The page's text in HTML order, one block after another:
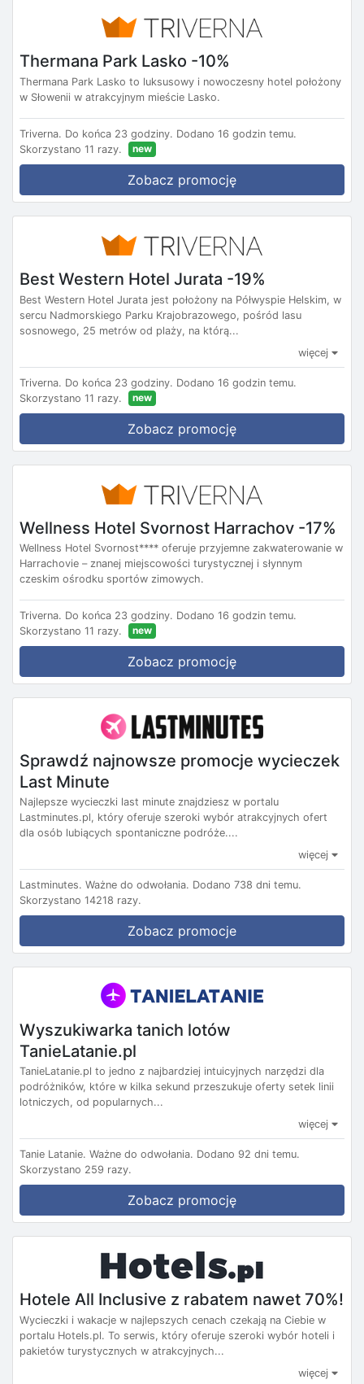
Thermana Park Lasko -10%
Thermana Park Lasko to luksusowy i nowoczesny hotel położony
w Słowenii w atrakcyjnym mieście Lasko.
Triverna. Do końca 23 godziny. Dodano 16 godzin temu.
Skorzystano 11 razy.
new
Zobacz promocję
Best Western Hotel Jurata -19%
Best Western Hotel Jurata jest położony na Półwyspie Helskim, w
sercu Nadmorskiego Parku Krajobrazowego, pośród lasu
sosnowego, 25 metrów od plaży, na którą...
więcej
Triverna. Do końca 23 godziny. Dodano 16 godzin temu.
Skorzystano 11 razy.
new
Zobacz promocję
Wellness Hotel Svornost Harrachov -17%
Wellness Hotel Svornost**** oferuje przyjemne zakwaterowanie w
Harrachovie – znanej miejscowości turystycznej i słynnym
czeskim ośrodku sportów zimowych.
Triverna. Do końca 23 godziny. Dodano 16 godzin temu.
Skorzystano 11 razy.
new
Zobacz promocję
Sprawdź najnowsze promocje wycieczek
Last Minute
Najlepsze wycieczki last minute znajdziesz w portalu
Lastminutes.pl, który oferuje szeroki wybór atrakcyjnych ofert
dla osób lubiących spontaniczne podróże....
więcej
Lastminutes. Ważne do odwołania. Dodano 738 dni temu.
Skorzystano 14218 razy.
Zobacz promocje
Wyszukiwarka tanich lotów
TanieLatanie.pl
TanieLatanie.pl to jedno z najbardziej intuicyjnych narzędzi dla
podróżników, które w kilka sekund przeszukuje oferty setek linii
lotniczych, od popularnych...
więcej
Tanie Latanie. Ważne do odwołania. Dodano 92 dni temu.
Skorzystano 259 razy.
Zobacz promocję
Hotele All Inclusive z rabatem nawet 70%!
Wycieczki i wakacje w najlepszych cenach czekają na Ciebie w
portalu Hotels.pl. To serwis, który oferuje szeroki wybór hoteli i
pakietów turystycznych w atrakcyjnych...
więcej